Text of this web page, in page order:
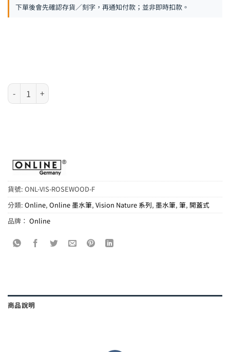
下單後會先確認存貨／刻字，再通知付款；並非即時扣款。
德國 Online Vision Nature 系列 - 非洲玫瑰木墨水筆 (36937) 數量
貨號: ONL-VIS-ROSEWOOD-F
分類: Online, Online 墨水筆, Vision Nature 系列, 墨水筆, 筆, 開蓋式
品牌： Online
商品說明